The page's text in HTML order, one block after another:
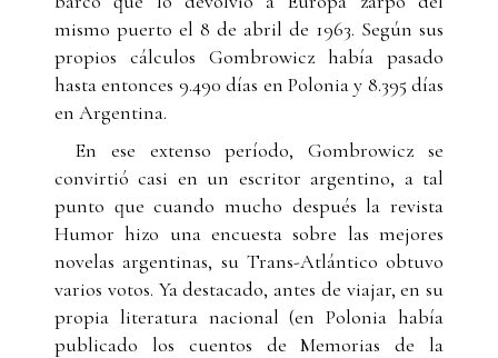
mismo puerto el 8 de abril de 1963. Según sus
propios cálculos Gombrowicz había pasado
hasta entonces 9.490 días en Polonia y 8.395 días
en Argentina.
En ese extenso período, Gombrowicz se
convirtió casi en un escritor argentino, a tal
punto que cuando mucho después la revista
Humor hizo una encuesta sobre las mejores
novelas argentinas, su Trans-Atlántico obtuvo
varios votos. Ya destacado, antes de viajar, en su
propia literatura nacional (en Polonia había
publicado los cuentos de Memorias de la